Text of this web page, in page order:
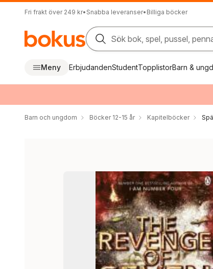
Fri frakt över 249 kr• Snabba leveranser• Billiga böcker
Sök bok, spel, pussel,
Meny ErbjudandenStudentTopplistorBarn &
Barn och ungdom Böcker 12-15 år Kapitelböcker